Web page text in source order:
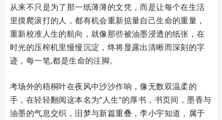
从来不只是为了那一纸薄薄的文凭，而是让每个在生活
里摸爬滚打的人，都有机会重新掂量自己生命的重量，
重新校准人生的航向，就像那些被油墨浸透的纸张，在
时光的压榨机里慢慢沉淀，终将显露出清晰而深刻的字
迹，每一笔,都是生命的注脚。
考场外的梧桐叶在夜风中沙沙作响，像无数双温柔的
手，在轻轻翻阅这本名为"人生"的厚书，书页间，墨香与
油墨的气息交织，旧梦与新篇重叠，李小宇知道，属于